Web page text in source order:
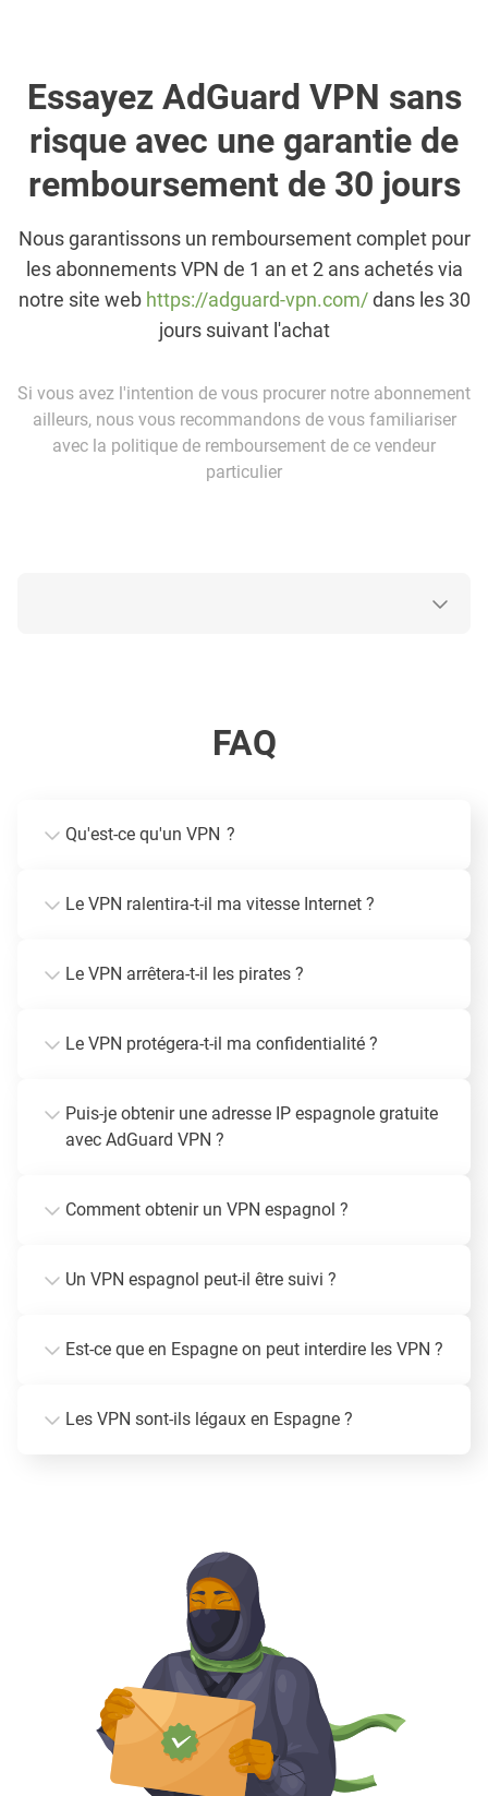
Essayez AdGuard VPN sans
risque avec une garantie de
remboursement de 30 jours
Nous garantissons un remboursement complet pour
les abonnements VPN de 1 an et 2 ans achetés via
notre site web https://adguard-vpn.com/dans les 30
jours suivant l'achat
Si vous avez l'intention de vous procurer notre abonnement
ailleurs, nous vous recommandons de vous familiariser
avec la politique de remboursement de ce vendeur
particulier
FAQ
Qu'est-ce qu'un VPN ?
Le VPN ralentira-t-il ma vitesse Internet ?
Le VPN arrêtera-t-il les pirates ?
Le VPN protégera-t-il ma confidentialité ?
Puis-je obtenir une adresse IP espagnole gratuite
avec AdGuard VPN ?
Comment obtenir un VPN espagnol ?
Un VPN espagnol peut-il être suivi ?
Est-ce que en Espagne on peut interdire les VPN ?
Les VPN sont-ils légaux en Espagne ?